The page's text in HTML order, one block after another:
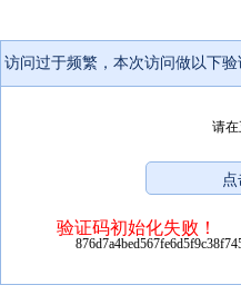
访问过于频繁，本次访问做以下验
请
验证码初始化失败！